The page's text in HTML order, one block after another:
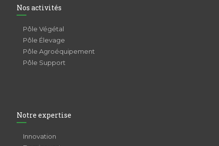
Nos activités
Pôle Végétal
Pôle Élevage
Pôle Agroéquipement
Pôle Support
Notre expertise
Innovation